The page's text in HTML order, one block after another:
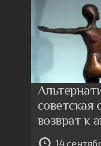
советская
возврат к
14